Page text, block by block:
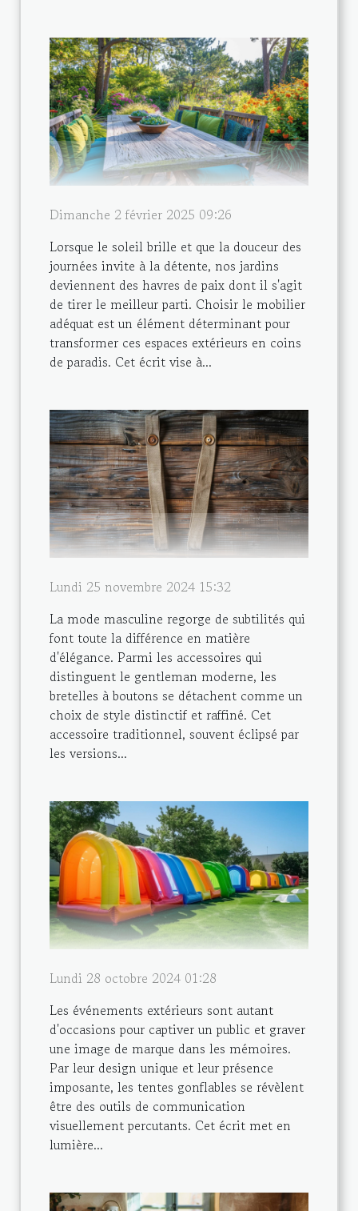
Dimanche 2 février 2025 09:26
Lorsque le soleil brille et que la douceur des
journées invite à la détente, nos jardins
deviennent des havres de paix dont il s'agit
de tirer le meilleur parti. Choisir le mobilier
adéquat est un élément déterminant pour
transformer ces espaces extérieurs en coins
de paradis. Cet écrit vise à...
Lundi 25 novembre 2024 15:32
La mode masculine regorge de subtilités qui
font toute la différence en matière
d'élégance. Parmi les accessoires qui
distinguent le gentleman moderne, les
bretelles à boutons se détachent comme un
choix de style distinctif et raffiné. Cet
accessoire traditionnel, souvent éclipsé par
les versions...
Lundi 28 octobre 2024 01:28
Les événements extérieurs sont autant
d'occasions pour captiver un public et graver
une image de marque dans les mémoires.
Par leur design unique et leur présence
imposante, les tentes gonflables se révèlent
être des outils de communication
visuellement percutants. Cet écrit met en
lumière...